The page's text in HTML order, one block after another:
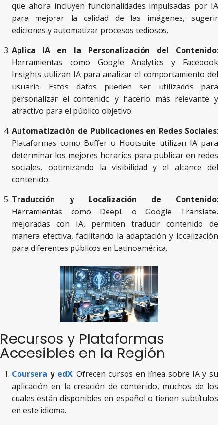
que ahora incluyen funcionalidades impulsadas por IA
para mejorar la calidad de las imágenes, sugerir
ediciones y automatizar procesos tediosos.
Aplica IA en la Personalización del Contenido:
Herramientas como Google Analytics y Facebook
Insights utilizan IA para analizar el comportamiento del
usuario. Estos datos pueden ser utilizados para
personalizar el contenido y hacerlo más relevante y
atractivo para el público objetivo.
Automatización de Publicaciones en Redes Sociales:
Plataformas como Buffer o Hootsuite utilizan IA para
determinar los mejores horarios para publicar en redes
sociales, optimizando la visibilidad y el alcance del
contenido.
Traducción y Localización de Contenido:
Herramientas como DeepL o Google Translate,
mejoradas con IA, permiten traducir contenido de
manera efectiva, facilitando la adaptación y localización
para diferentes públicos en Latinoamérica.
Recursos y Plataformas
Accesibles en la Región
Coursera y edX: Ofrecen cursos en línea sobre IA y su
aplicación en la creación de contenido, muchos de los
cuales están disponibles en español o tienen subtítulos
en este idioma.